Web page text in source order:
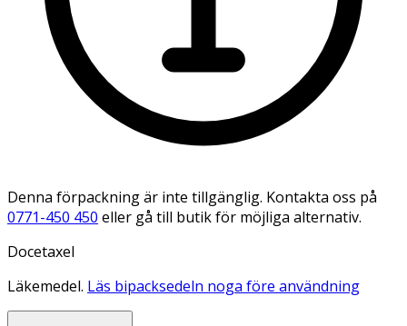
Denna förpackning är inte tillgänglig. Kontakta oss på
0771-450 450 eller gå till butik för möjliga alternativ.
Docetaxel
Läkemedel. Läs bipacksedeln noga före användning